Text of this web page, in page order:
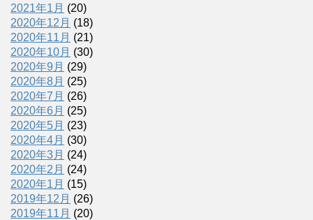
2021年1月 (20)
2020年12月 (18)
2020年11月 (21)
2020年10月 (30)
2020年9月 (29)
2020年8月 (25)
2020年7月 (26)
2020年6月 (25)
2020年5月 (23)
2020年4月 (30)
2020年3月 (24)
2020年2月 (24)
2020年1月 (15)
2019年12月 (26)
2019年11月 (20)